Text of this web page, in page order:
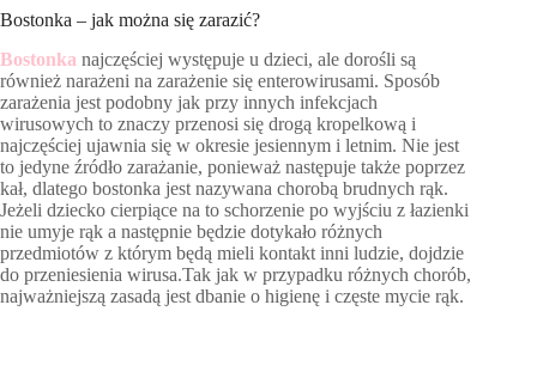
Bostonka – jak można się zarazić?
Bostonka najczęściej występuje u dzieci, ale dorośli są
również narażeni na zarażenie się enterowirusami. Sposób
zarażenia jest podobny jak przy innych infekcjach
wirusowych to znaczy przenosi się drogą kropelkową i
najczęściej ujawnia się w okresie jesiennym i letnim. Nie jest
to jedyne źródło zarażanie, ponieważ następuje także poprzez
kał, dlatego bostonka jest nazywana chorobą brudnych rąk.
Jeżeli dziecko cierpiące na to schorzenie po wyjściu z łazienki
nie umyje rąk a następnie będzie dotykało różnych
przedmiotów z którym będą mieli kontakt inni ludzie, dojdzie
do przeniesienia wirusa.Tak jak w przypadku różnych chorób,
najważniejszą zasadą jest dbanie o higienę i częste mycie rąk.